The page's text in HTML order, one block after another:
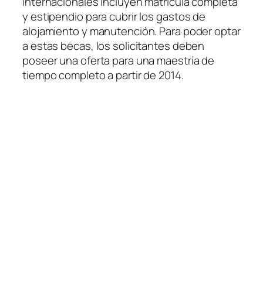
y estipendio para cubrir los gastos de
alojamiento y manutención. Para poder optar
a estas becas, los solicitantes deben
poseer una oferta para una maestría de
tiempo completo a partir de 2014.